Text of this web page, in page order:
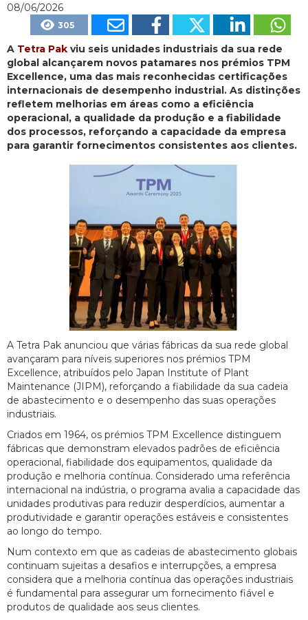
08/06/2026
305
A Tetra Pak viu seis unidades industriais da sua rede
global alcançarem novos patamares nos prémios TPM
Excellence, uma das mais reconhecidas certificações
internacionais de desempenho industrial. As distinções
refletem melhorias em áreas como a eficiência
operacional, a qualidade da produção e a fiabilidade
dos processos, reforçando a capacidade da empresa
para garantir fornecimentos consistentes aos clientes.
A Tetra Pak anunciou que várias fábricas da sua rede global
avançaram para níveis superiores nos prémios TPM
Excellence, atribuídos pelo Japan Institute of Plant
Maintenance (JIPM), reforçando a fiabilidade da sua cadeia
de abastecimento e o desempenho das suas operações
industriais.
Criados em 1964, os prémios TPM Excellence distinguem
fábricas que demonstram elevados padrões de eficiência
operacional, fiabilidade dos equipamentos, qualidade da
produção e melhoria contínua. Considerado uma referência
internacional na indústria, o programa avalia a capacidade das
unidades produtivas para reduzir desperdícios, aumentar a
produtividade e garantir operações estáveis e consistentes
ao longo do tempo.
Num contexto em que as cadeias de abastecimento globais
continuam sujeitas a desafios e interrupções, a empresa
considera que a melhoria contínua das operações industriais
é fundamental para assegurar um fornecimento fiável e
produtos de qualidade aos seus clientes.